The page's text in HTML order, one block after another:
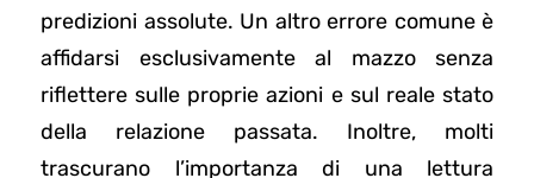
predizioni assolute. Un altro errore comune è
affidarsi esclusivamente al mazzo senza
riflettere sulle proprie azioni e sul reale stato
della relazione passata. Inoltre, molti
trascurano l’importanza di una lettura